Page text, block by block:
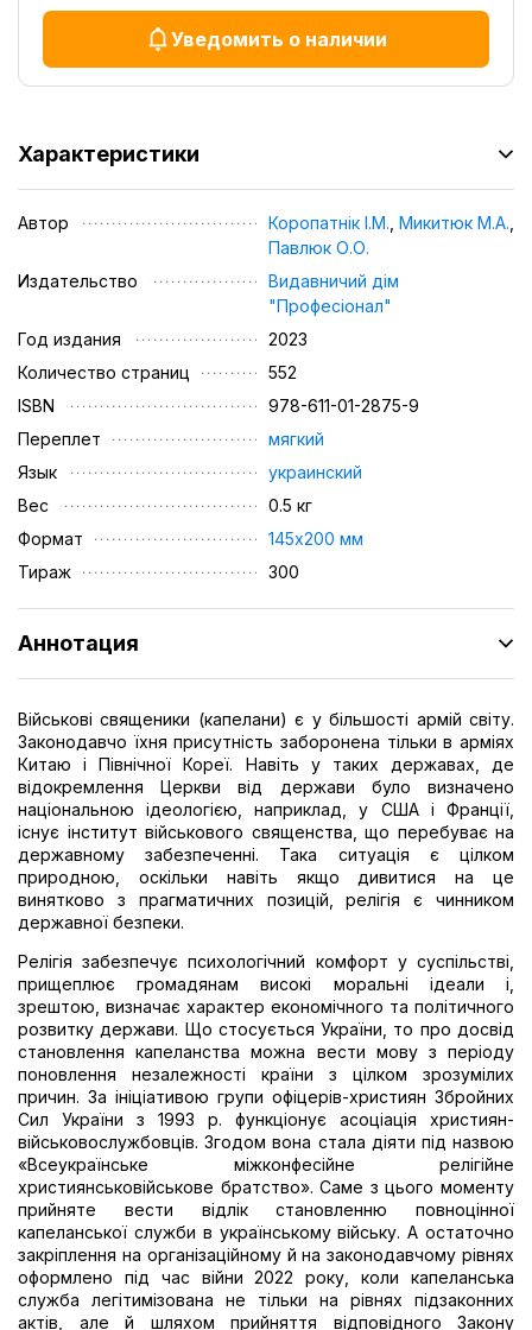
Уведомить о наличии
Характеристики
Автор Коропатнік І.М. Микитюк М.А.
Павлюк О.О.
Издательство
Видавничий дім
"Професіонал"
Год издания
2023
Количество страниц
552
ISBN
978-611-01-2875-9
Переплет
мягкий
Язык
украинский
Вес
0.5 кг
Формат
145х200 мм
Тираж
300
Аннотация
Військові священики (капелани) є у більшості армій світу.
Законодавчо їхня присутність заборонена тільки в арміях
Китаю і Північної Кореї. Навіть у таких державах, де
відокремлення Церкви від держави було визначено
національною ідеологією, наприклад, у США і Франції,
існує інститут військового священства, що перебуває на
державному забезпеченні. Така ситуація є цілком
природною, оскільки навіть якщо дивитися на це
винятково з прагматичних позицій, релігія є чинником
державної безпеки.
Релігія забезпечує психологічний комфорт у суспільстві,
прищеплює громадянам високі моральні ідеали і,
зрештою, визначає характер економічного та політичного
розвитку держави. Що стосується України, то про досвід
становлення капеланства можна вести мову з періоду
поновлення незалежності країни з цілком зрозумілих
причин. За ініціативою групи офіцерів-християн Збройних
Сил України з 1993 р. функціонує асоціація християн-
військовослужбовців. Згодом вона стала діяти під назвою
«Всеукраїнське міжконфесійне релігійне
християнськовійськове братство». Саме з цього моменту
прийняте вести відлік становленню повноцінної
капеланської служби в українському війську. А остаточно
закріплення на організаційному й на законодавчому рівнях
оформлено під час війни 2022 року, коли капеланська
служба легітимізована не тільки на рівнях підзаконних
актів, але й шляхом прийняття відповідного Закону